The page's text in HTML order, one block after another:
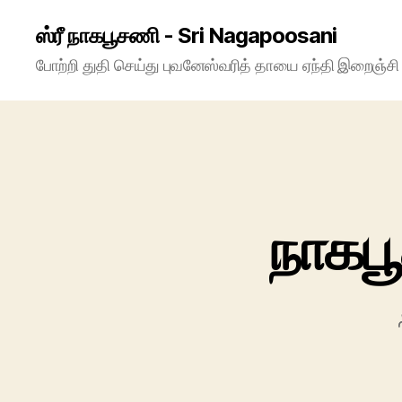
ஸ்ரீ நாகபூசணி - Sri Nagapoosani
போற்றி துதி செய்து புவனேஸ்வரித் தாயை ஏந்தி